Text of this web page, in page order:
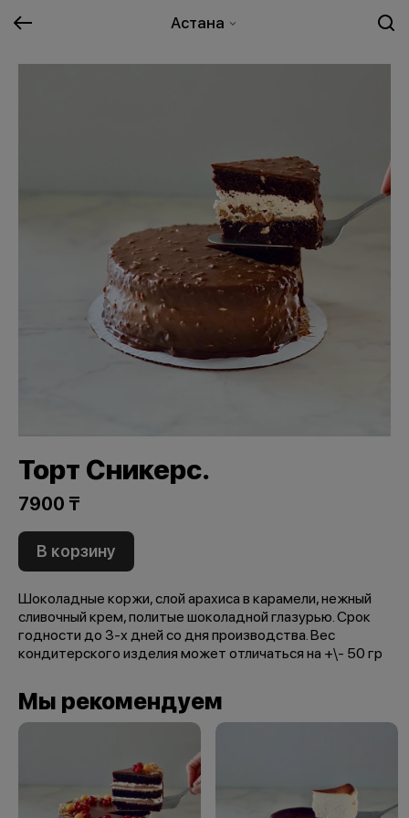
Астана
Торт Сникерс.
7900 ₸
В корзину
Шоколадные коржи, слой арахиса в карамели, нежный
сливочный крем, политые шоколадной глазурью. Срок
годности до 3-х дней со дня производства. Вес
кондитерского изделия может отличаться на +\- 50 гр
Мы рекомендуем